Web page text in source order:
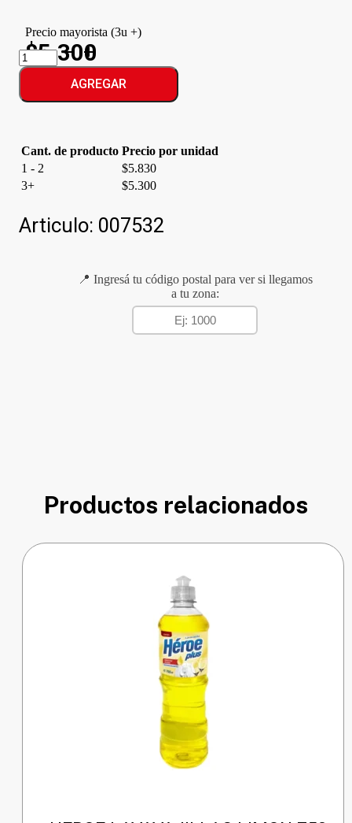
Precio mayorista (3u +)
$5.300
BLEM
LUSTRAMUEBLES
NARANJAAGREGAR
Cant. de producto Precio por unidad
1 - 2
$5.830
3+
$5.300
Articulo: 007532
📍 Ingresá tu código postal para ver si llegamos
a tu zona:
Productos relacionados